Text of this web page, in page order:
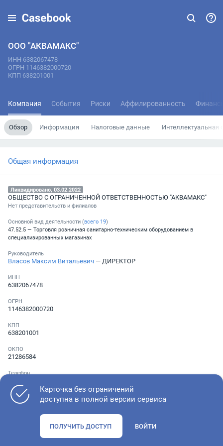
ООО "АКВАМАКС"
ИНН 6382067478
ОГРН 1146382000720
КПП 638201001
Компания События Риски Аффилированность
Обзор Информация Налоговые данные Интеллектуальная
Общая информация
Ликвидировано, 03.02.2022
ОБЩЕСТВО С ОГРАНИЧЕННОЙ ОТВЕТСТВЕННОСТЬЮ "АКВАМАКС"
Нет представительств и филиалов
Основной вид деятельности (всего 19)
47.52.5 — Торговля розничная санитарно-техническим оборудованием в
специализированных магазинах
Руководитель
Власов Максим Витальевич — ДИРЕКТОР
ИНН
6382067478
ОГРН
1146382000720
КПП
638201001
ОКПО
21286584
Телефон
Как оценить состояние компании
Карточка без ограничений
доступна в полной версии сервиса
ПОЛУЧИТЬ ДОСТУП ВОЙТИ